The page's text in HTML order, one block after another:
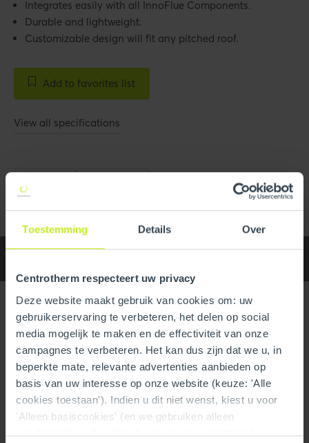
Toestemming Details Over
Centrotherm respecteert uw privacy
Deze website maakt gebruik van cookies om: uw
gebruikerservaring te verbeteren, het delen op social
media mogelijk te maken en de effectiviteit van onze
campagnes te verbeteren. Het kan dus zijn dat we u, in
beperkte mate, relevante advertenties aanbieden op
basis van uw interesse op onze website (keuze: 'Alle
cookies toestaan'). Indien u dit niet wenst, kiest u voor
'Alleen basiscookies' (en we gebruiken alleen
noodzakelijke-, functionele- en anoniemestatistieken
Integrates easily with all InnoFlue Components.
Durable and lightweight.
Customizable design will fit any pitched roof.
Add to favorites list
View all specifications
Specifications
General
Product Name
12" Roof Flashing SS-Pitch
4/12
Part number 250407708900